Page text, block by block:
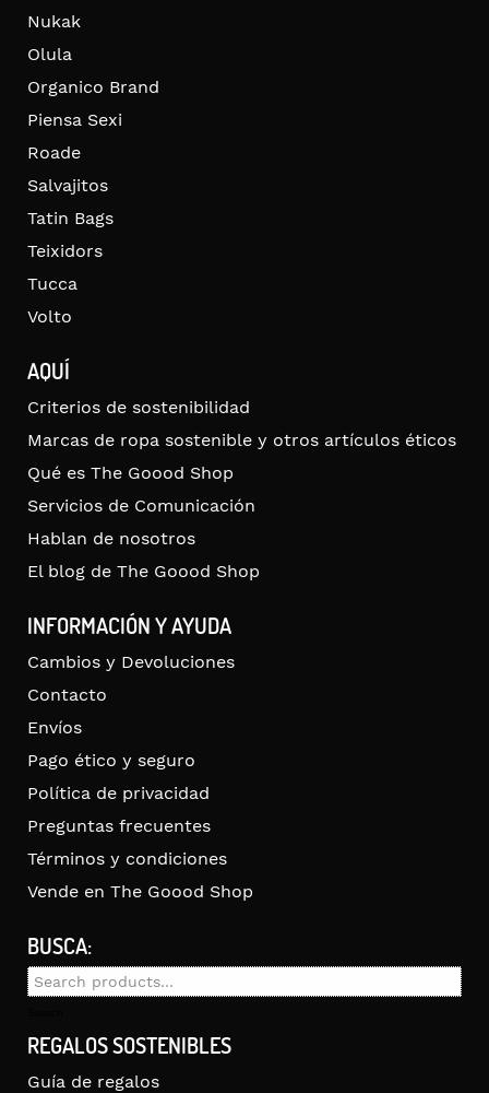
Nukak
Olula
Organico Brand
Piensa Sexi
Roade
Salvajitos
Tatin Bags
Teixidors
Tucca
Volto
AQUÍ
Criterios de sostenibilidad
Marcas de ropa sostenible y otros artículos éticos
Qué es The Goood Shop
Servicios de Comunicación
Hablan de nosotros
El blog de The Goood Shop
INFORMACIÓN Y AYUDA
Cambios y Devoluciones
Contacto
Envíos
Pago ético y seguro
Política de privacidad
Preguntas frecuentes
Términos y condiciones
Vende en The Goood Shop
BUSCA:
Search
REGALOS SOSTENIBLES
Guía de regalos